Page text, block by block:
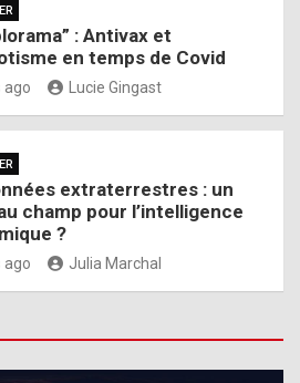
: Antivax et
en temps de Covid
ago Lucie Gingast
extraterrestres : un
champ pour l’intelligence
?
ago Julia Marchal